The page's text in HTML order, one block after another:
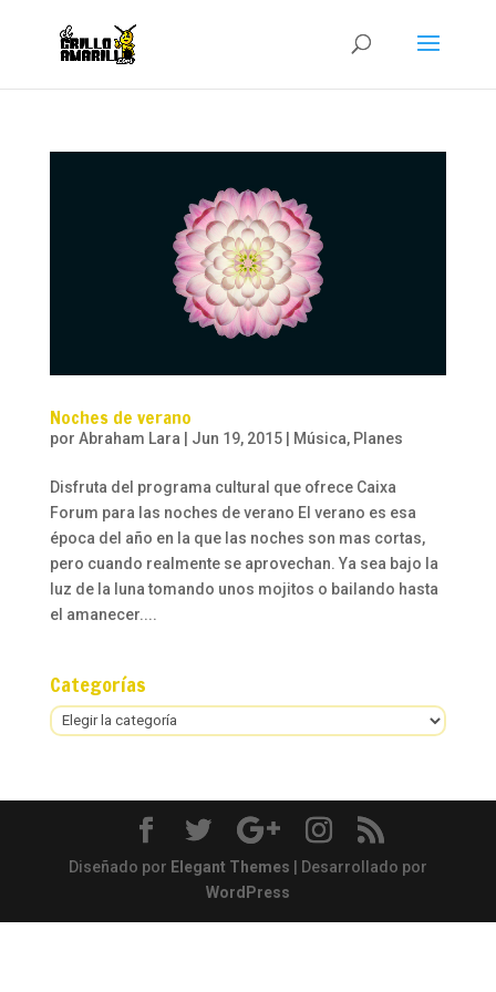
Noches de verano
por Abraham Lara | Jun 19, 2015| Música, Planes
Disfruta del programa cultural que ofrece Caixa
Forum para las noches de verano El verano es esa
época del año en la que las noches son mas cortas,
pero cuando realmente se aprovechan. Ya sea bajo la
luz de la luna tomando unos mojitos o bailando hasta
el amanecer....
Categorías
Categorías
Diseñado por Elegant Themes | Desarrollado por
WordPress